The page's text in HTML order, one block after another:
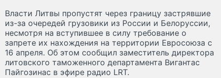
Власти Литвы пропустят через границу застрявшие
из-за очередей грузовики из России и Белоруссии,
несмотря на вступившее в силу требование о
запрете их нахождения на территории Евросоюза с
16 апреля. Об этом сообщил заместитель директора
литовского таможенного департамента Вигантас
Пайгозинас в эфире радио LRT.